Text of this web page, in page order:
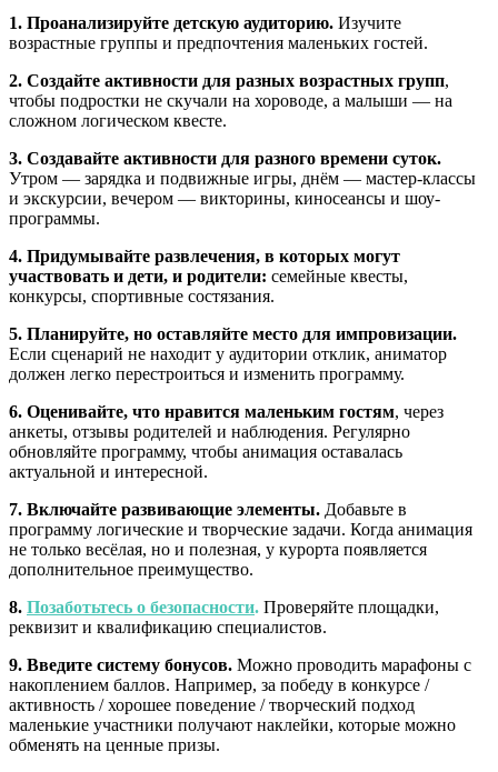
1. Проанализируйте детскую аудиторию. Изучите
возрастные группы и предпочтения маленьких гостей.
2. Создайте активности для разных возрастных групп,
чтобы подростки не скучали на хороводе, а малыши — на
сложном логическом квесте.
3. Создавайте активности для разного времени суток.
Утром — зарядка и подвижные игры, днём — мастер-классы
и экскурсии, вечером — викторины, киносеансы и шоу-
программы.
4. Придумывайте развлечения, в которых могут
участвовать и дети, и родители: семейные квесты,
конкурсы, спортивные состязания.
5. Планируйте, но оставляйте место для импровизации.
Если сценарий не находит у аудитории отклик, аниматор
должен легко перестроиться и изменить программу.
6. Оценивайте, что нравится маленьким гостям, через
анкеты, отзывы родителей и наблюдения. Регулярно
обновляйте программу, чтобы анимация оставалась
актуальной и интересной.
7. Включайте развивающие элементы. Добавьте в
программу логические и творческие задачи. Когда анимация
не только весёлая, но и полезная, у курорта появляется
дополнительное преимущество.
8. Позаботьтесь о безопасности. Проверяйте площадки,
реквизит и квалификацию специалистов.
9. Введите систему бонусов. Можно проводить марафоны с
накоплением баллов. Например, за победу в конкурсе /
активность / хорошее поведение / творческий подход
маленькие участники получают наклейки, которые можно
обменять на ценные призы.